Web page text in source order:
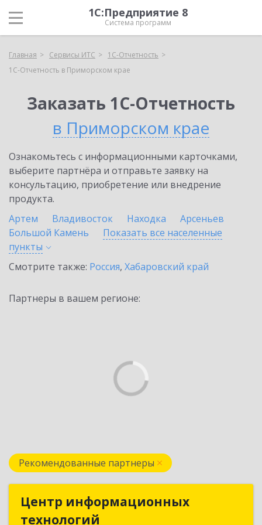
1С:Предприятие 8
Система программ
Главная Сервисы ИТС
1С-Отчетность
1С-Отчетность в Приморском крае
Заказать 1С-Отчетность
в Приморском крае
Ознакомьтесь с информационными карточками,
выберите партнёра и отправьте заявку на
консультацию, приобретение или внедрение
продукта.
Артем
Владивосток Находка
Арсеньев
Большой Камень
Показать все населенные
пункты
Смотрите также: Россия, Хабаровский край
Партнеры в вашем регионе:
Рекомендованные партнеры
Центр информационных
технологий
Центр информационных